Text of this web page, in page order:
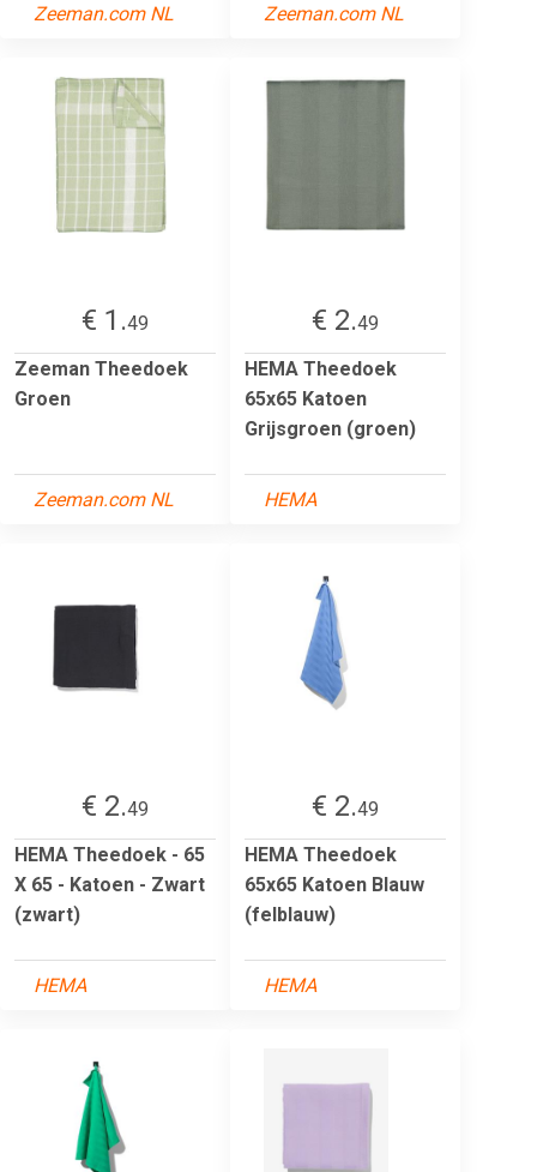
Zeeman.com NL Zeeman.com NL
€ 1.49
Zeeman Theedoek
Groen
Zeeman.com NL
€ 2.49
HEMA Theedoek
65x65 Katoen
Grijsgroen (groen)
HEMA
€ 2.49
HEMA Theedoek - 65
X 65 - Katoen - Zwart
(zwart)
HEMA
€ 2.49
HEMA Theedoek
65x65 Katoen Blauw
(felblauw)
HEMA